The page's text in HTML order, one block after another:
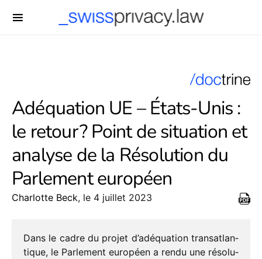
Adéquation UE – États-Unis :
le retour ? Point de situation et
analyse de la Résolution du
Parlement européen
Charlotte Beck, le 4 juillet 2023
Dans le cadre du projet d’adéquation trans­at­lan­
tique, le Parlement euro­péen a rendu une réso­lu­